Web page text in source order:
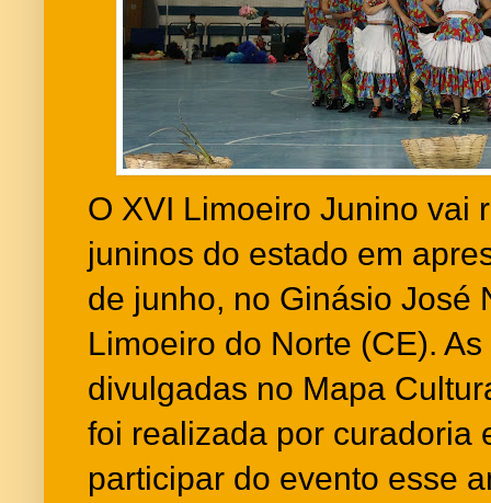
O XVI Limoeiro Junino vai
juninos do estado em
de junho, no Ginásio José
Limoeiro do Norte (CE).
divulgadas no Mapa
foi realizada por curadoria
participar do evento esse